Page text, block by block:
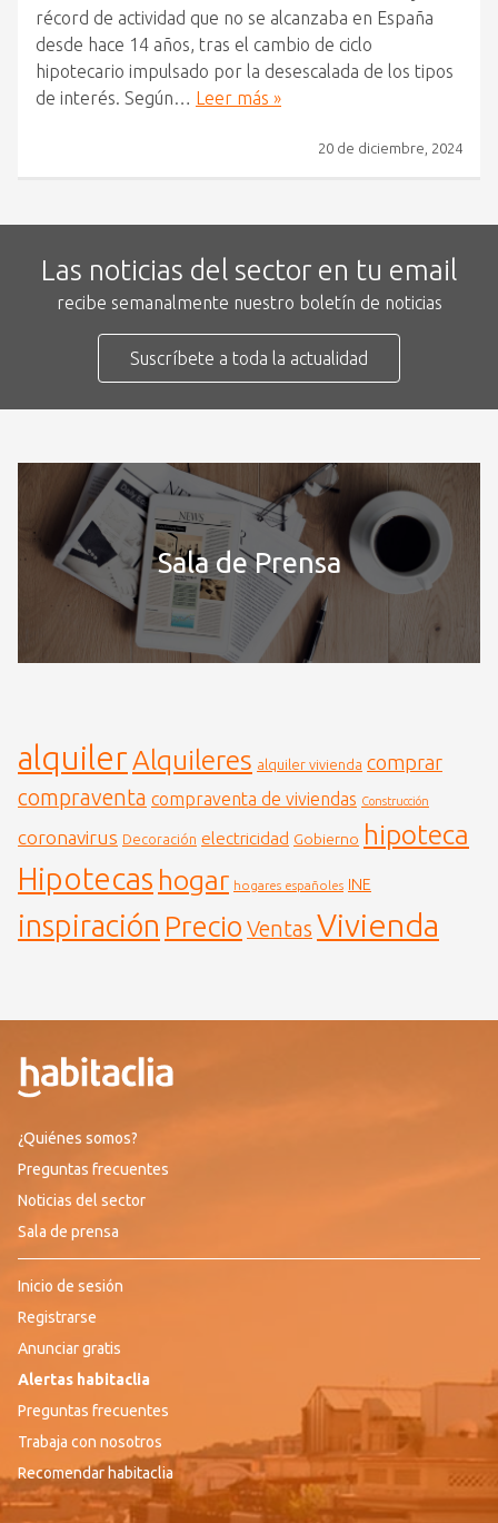
récord de actividad que no se alcanzaba en España
desde hace 14 años, tras el cambio de ciclo
hipotecario impulsado por la desescalada de los tipos
de interés. Según…
Leer más »
20 de diciembre, 2024
Las noticias del sector en tu email
recibe semanalmente nuestro boletín de noticias
Suscríbete a toda la actualidad
Sala de Prensa
alquilerAlquileres alquiler vivienda comprar
compraventa compraventa de viviendas Construcción
coronavirus Decoración electricidad Gobierno hipoteca
Hipotecas hogar hogares españoles INE
inspiración Precio Ventas Vivienda
¿Quiénes somos?
Preguntas frecuentes
Noticias del sector
Sala de prensa
Inicio de sesión
Registrarse
Anunciar gratis
Alertas habitaclia
Preguntas frecuentes
Trabaja con nosotros
Recomendar habitaclia